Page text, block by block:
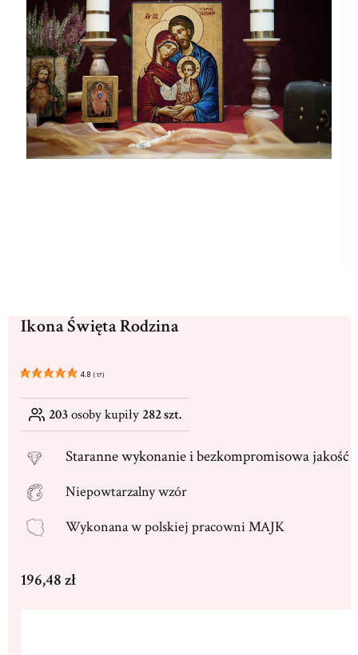
Ikona Święta Rodzina
4.8 ( 17)
203osoby kupiły 282 szt.
Starannewykonanie i bezkompromisowa jakość
Niepowtarzalny wzór
Wykonana wpolskiej pracowni MAJK
Cena
196,48 zł